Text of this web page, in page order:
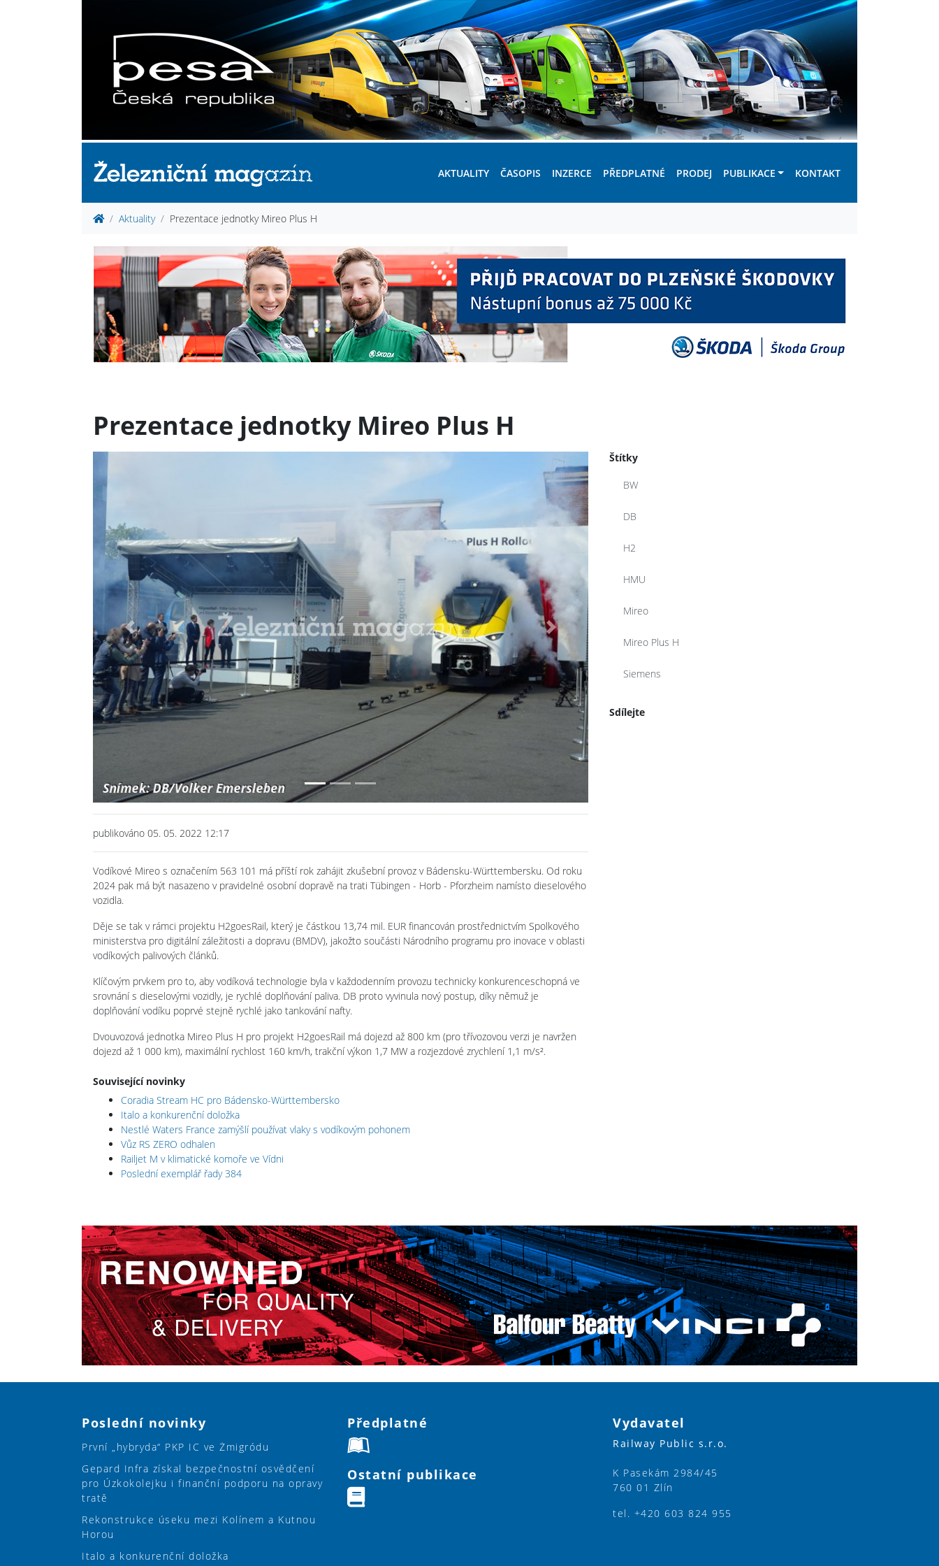
AKTUALITY ČASOPIS INZERCE PŘEDPLATNÉ PRODEJ PUBLIKACE KONTAKT
Aktuality Prezentace jednotky Mireo Plus H
Prezentace jednotky Mireo Plus H
Previous Next
publikováno 05. 05. 2022 12:17
Vodíkové Mireo s označením 563 101 má příští rok zahájit zkušební provoz v Bádensku-Württembersku. Od roku
2024 pak má být nasazeno v pravidelné osobní dopravě na trati Tübingen - Horb - Pforzheim namísto dieselového
vozidla.
Děje se tak v rámci projektu H2goesRail, který je částkou 13,74 mil. EUR financován prostřednictvím Spolkového
ministerstva pro digitální záležitosti a dopravu (BMDV), jakožto součásti Národního programu pro inovace v oblasti
vodíkových palivových článků.
Klíčovým prvkem pro to, aby vodíková technologie byla v každodenním provozu technicky konkurenceschopná ve
srovnání s dieselovými vozidly, je rychlé doplňování paliva. DB proto vyvinula nový postup, díky němuž je
doplňování vodíku poprvé stejně rychlé jako tankování nafty.
Dvouvozová jednotka Mireo Plus H pro projekt H2goesRail má dojezd až 800 km (pro třívozovou verzi je navržen
dojezd až 1 000 km), maximální rychlost 160 km/h, trakční výkon 1,7 MW a rozjezdové zrychlení 1,1 m/s².
Související novinky
Coradia Stream HC pro Bádensko-Württembersko
Italo a konkurenční doložka
Nestlé Waters France zamýšlí používat vlaky s vodíkovým pohonem
Vůz RS ZERO odhalen
Railjet M v klimatické komoře ve Vídni
Poslední exemplář řady 384
Štítky
BW
DB
H2
HMU
Mireo
Mireo Plus H
Siemens
Sdílejte
Poslední novinky
První „hybryda“ PKP IC ve Żmigródu
Gepard Infra získal bezpečnostní osvědčení
pro Úzkokolejku i finanční podporu na opravy
tratě
Rekonstrukce úseku mezi Kolínem a Kutnou
Horou
Italo a konkurenční doložka
Předplatné
Ostatní publikace
Vydavatel
Railway Public s.r.o.
K Pasekám 2984/45
760 01 Zlín
tel. +420 603 824 955